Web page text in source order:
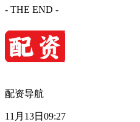
- THE END -
配资导航
11月13日09:27